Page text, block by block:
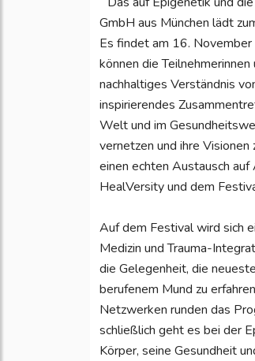
GmbH aus München lädt
Es findet am 16.
können die
nachhaltiges Verständnis
inspirierendes
Welt und im
vernetzen und ihre Visionen
einen echten Austausch
HealVersity und dem
Auf dem Festival wird sich
Medizin und Trauma-
die Gelegenheit, die
berufenem Mund zu
Netzwerken runden das
schließlich geht es bei der
Körper, seine Gesundheit